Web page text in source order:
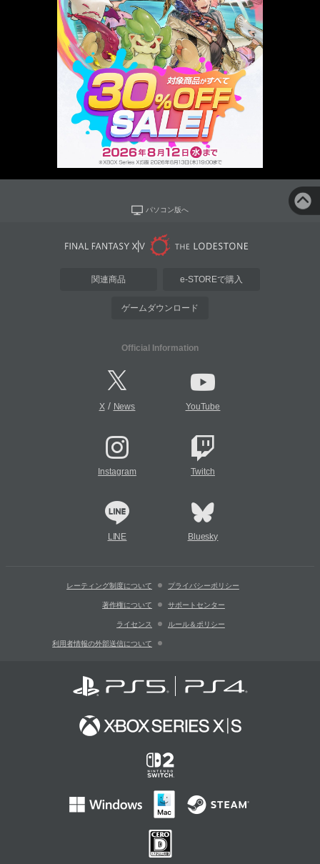
パソコン版へ
関連商品 e-STOREで購入
ゲームダウンロード
Official Information
X/ News YouTube
Instagram Twitch
LINE Bluesky
レーティング制度について プライバシーポリシー
著作権について サポートセンター
ライセンス ルール＆ポリシー
利用者情報の外部送信について